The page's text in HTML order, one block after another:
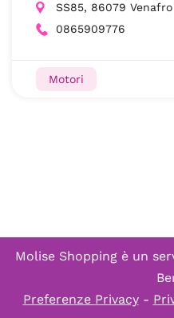
SS85, 86079
0865909776
Motori
Molise Shopping è un
Preferenze Privacy-